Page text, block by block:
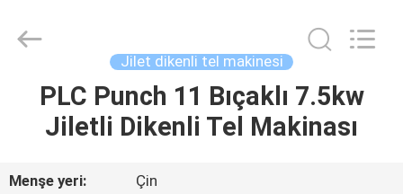
Products
Jilet dikenli tel makinesi
PLC Punch 11 Bıçaklı 7.5kw
Jiletli Dikenli Tel Makinası
Menşe yeri:
Çin